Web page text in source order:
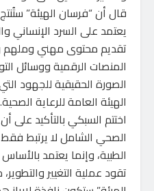
قال أن “فرسان الهيئة”
يعتمد على السرد
تقديم محتوى مهني وملهم
المنصات الرقمية ووسائل
الصورة الحقيقية للجهود
الهيئة العامة للرعاية الصحية.
اختتم السبكي بالتأكيد على
الصحي الشامل لا يرتبط فقط
الطبية، وإنما يعتمد
تقود عملية التغيير